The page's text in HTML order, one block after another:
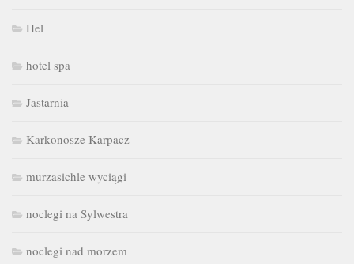
Hel
hotel spa
Jastarnia
Karkonosze Karpacz
murzasichle wyciągi
noclegi na Sylwestra
noclegi nad morzem